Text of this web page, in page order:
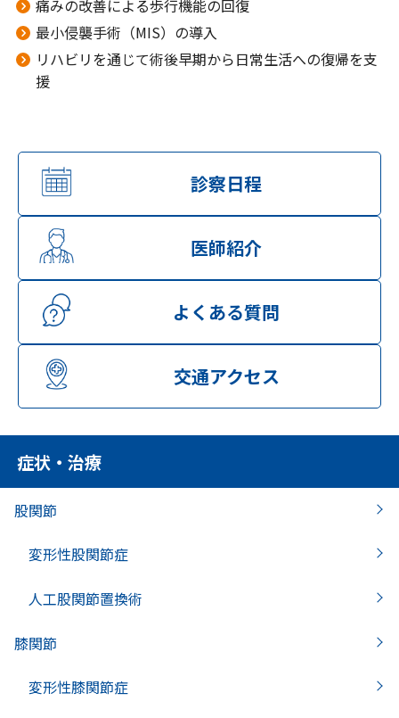
痛みの改善による歩行機能の回復
最小侵襲手術（MIS）の導入
リハビリを通じて術後早期から日常生活への復帰を支
援
診察日程
医師紹介
よくある質問
交通アクセス
症状・治療
股関節
変形性股関節症
人工股関節置換術
膝関節
変形性膝関節症